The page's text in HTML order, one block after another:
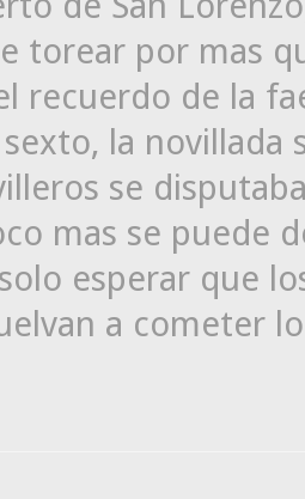
torear por mas
recuerdo de la
la
se
mas se puede
esperar que
a cometer